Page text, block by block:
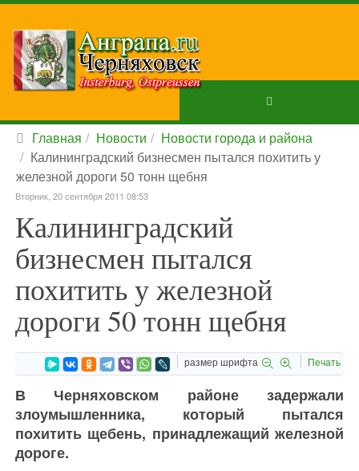
Главная Новости
Новости города и района
Калининградский бизнесмен пытался похитить у
железной дороги 50 тонн щебня
Вторник, 20 сентября 2011 08:53
Калининградский
бизнесмен пытался
похитить у железной
дороги 50 тонн щебня
размер шрифта Печать
В Черняховском районе задержали
злоумышленника, который пытался
похитить щебень, принадлежащий железной
дороге.